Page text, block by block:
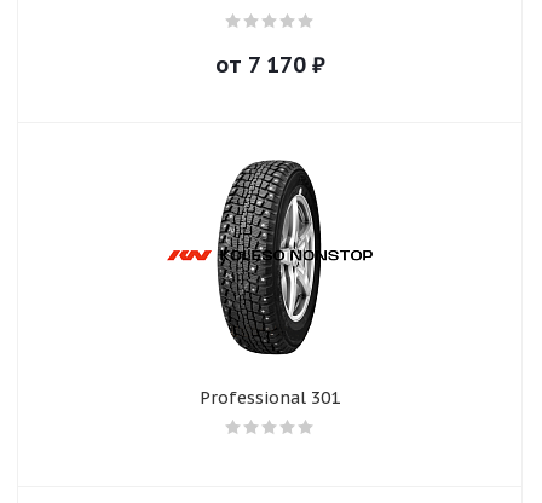
от 7 170₽
Professional 301